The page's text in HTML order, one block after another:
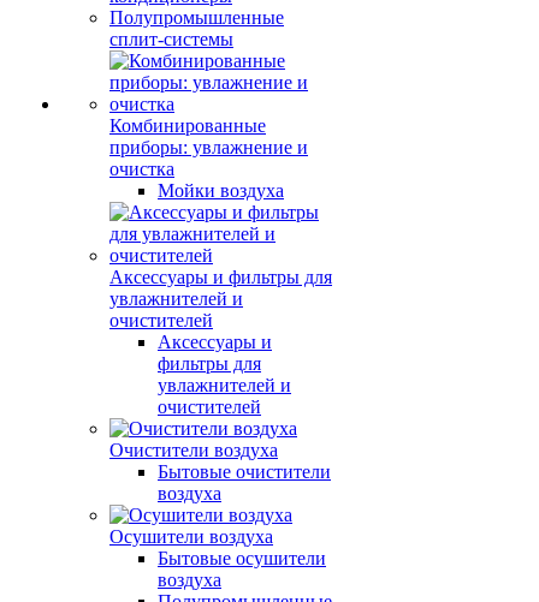
Полупромышленные
сплит-системы
Комбинированные
приборы: увлажнение и
очистка
Мойки воздуха
Аксессуары и фильтры для
увлажнителей и
очистителей
Аксессуары и
фильтры для
увлажнителей и
очистителей
Очистители воздуха
Бытовые очистители
воздуха
Осушители воздуха
Бытовые осушители
воздуха